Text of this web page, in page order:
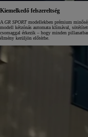
Kiemelkedő felszereltség
AGR SPORT modellekben prémium
modell kétzónás automata klímával,
csomaggal érkezik – hogy minden
élmény kerüljön előtérbe.